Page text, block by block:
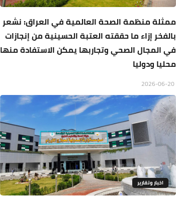
ممثلة منظمة الصحة العالمية في العراق: نشعر
بالفخر إزاء ما حققته العتبة الحسينية من إنجازات
في المجال الصحي وتجاربها يمكن الاستفادة منها
محليا ودوليا
اخبار وتقارير